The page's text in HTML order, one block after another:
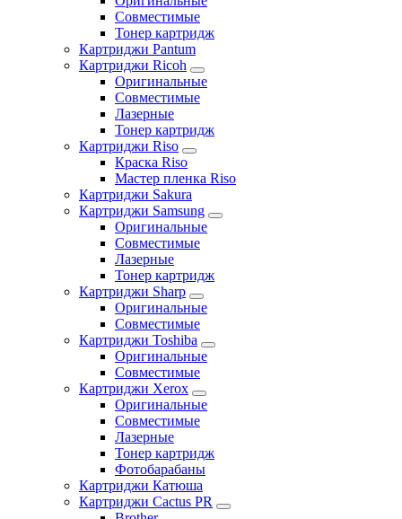
Совместимые
Тонер картридж
Картриджи Pantum
Картриджи Ricoh
Оригинальные
Совместимые
Лазерные
Тонер картридж
Картриджи Riso
Краска Riso
Мастер пленка Riso
Картриджи Sakura
Картриджи Samsung
Оригинальные
Совместимые
Лазерные
Тонер картридж
Картриджи Sharp
Оригинальные
Совместимые
Картриджи Toshiba
Оригинальные
Совместимые
Картриджи Xerox
Оригинальные
Совместимые
Лазерные
Тонер картридж
Фотобарабаны
Картриджи Катюша
Картриджи Cactus PR